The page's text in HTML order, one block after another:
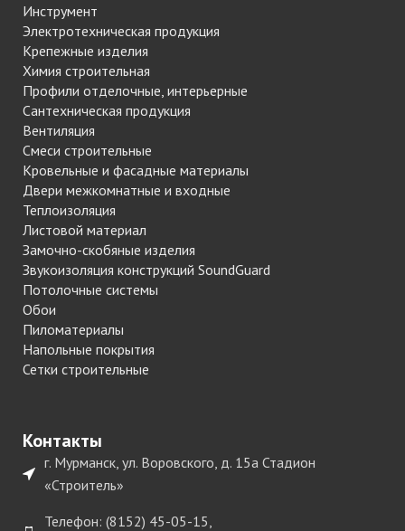
Инструмент
Электротехническая продукция
Крепежные изделия
Химия строительная
Профили отделочные, интерьерные
Сантехническая продукция
Вентиляция
Смеси строительные
Кровельные и фасадные материалы
Двери межкомнатные и входные
Теплоизоляция
Листовой материал
Замочно-скобяные изделия
Звукоизоляция конструкций SoundGuard
Потолочные системы
Обои
Пиломатериалы
Напольные покрытия
Сетки строительные
Контакты
г. Мурманск, ул. Воровского, д. 15а Стадион
«Строитель»
Телефон: (8152) 45-05-15,